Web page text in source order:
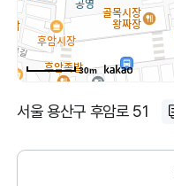
30m
서울 용산구 후암로 51